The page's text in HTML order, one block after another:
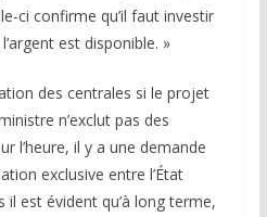
ci confirme qu’il faut investir
est disponible. »
des centrales si le projet
n’exclut pas des
l’heure, il y a une demande
exclusive entre l’État
il est évident qu’à long terme,